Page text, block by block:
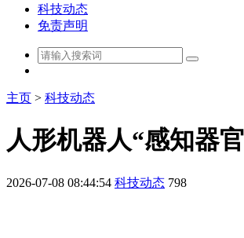
科技动态
免责声明
主页 > 科技动态
人形机器人“感知器
2026-07-08 08:44:54 科技动态 798